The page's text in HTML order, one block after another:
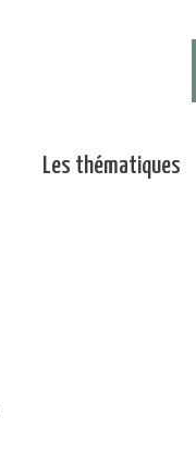
Les thématiques